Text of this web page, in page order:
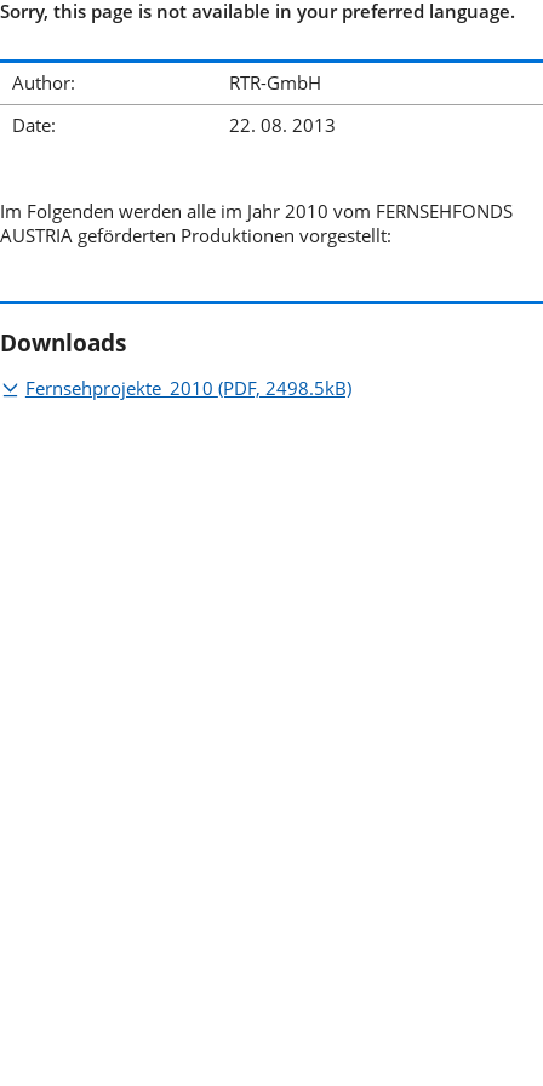
Sorry, this page is not available in your preferred language.
Author:
RTR-GmbH
Date:
22. 08. 2013
Im Folgenden werden alle im Jahr 2010 vom FERNSEHFONDS
AUSTRIA geförderten Produktionen vorgestellt:
Downloads
Fernsehprojekte_2010 (PDF, 2498.5kB)